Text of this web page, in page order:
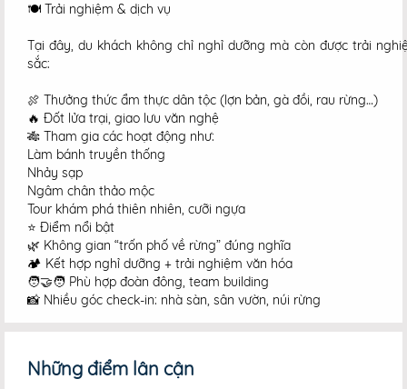
🍽️ Trải nghiệm & dịch vụ
Tại đây, du khách không chỉ nghỉ dưỡng mà còn được trải
sắc:
🍖 Thưởng thức ẩm thực dân tộc (lợn bản, gà đồi, rau rừng…)
🔥 Đốt lửa trại, giao lưu văn nghệ
🎋 Tham gia các hoạt động như:
Làm bánh truyền thống
Nhảy sạp
Ngâm chân thảo mộc
Tour khám phá thiên nhiên, cưỡi ngựa
⭐ Điểm nổi bật
🌿 Không gian “trốn phố về rừng” đúng nghĩa
🏕️ Kết hợp nghỉ dưỡng + trải nghiệm văn hóa
🧑‍🤝‍🧑 Phù hợp đoàn đông, team building
📸 Nhiều góc check-in: nhà sàn, sân vườn, núi rừng
Những điểm lân cận